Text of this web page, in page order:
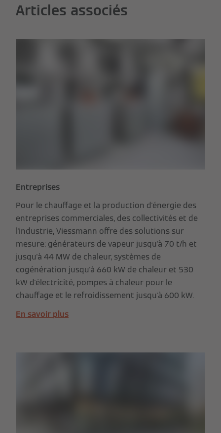
Articles associés
Entreprises
Pour le chauffage et la production d'énergie des
entreprises commerciales, des collectivités et de
l'industrie, Viessmann offre des solutions sur
mesure: générateurs de vapeur jusqu'à 70 t/h et
jusqu'à 44 MW de chaleur, systèmes de
cogénération jusqu'à 660 kW de chaleur et 530
kW d'électricité, pompes à chaleur pour le
chauffage et le refroidissement jusqu'à 600 kW.
En savoir plus